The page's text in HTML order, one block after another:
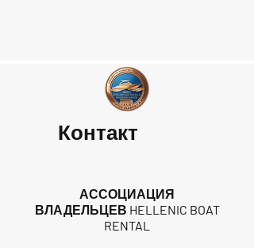
Контакт
АССОЦИАЦИЯ
ВЛАДЕЛЬЦЕВ HELLENIC BOAT
RENTAL